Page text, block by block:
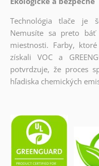
Technológia tlače je
Nemusíte sa preto
miestnosti. Farby,
získali VOC a
potvrdzuje, že proces
hľadiska chemických